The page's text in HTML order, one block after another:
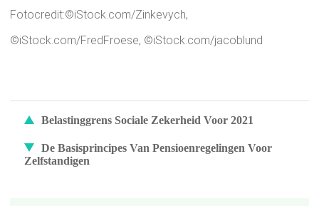
Fotocredit:©iStock.com/Zinkevych,
©iStock.com/FredFroese, ©iStock.com/jacoblund
Belastinggrens Sociale Zekerheid Voor 2021
De Basisprincipes Van Pensioenregelingen Voor
Zelfstandigen